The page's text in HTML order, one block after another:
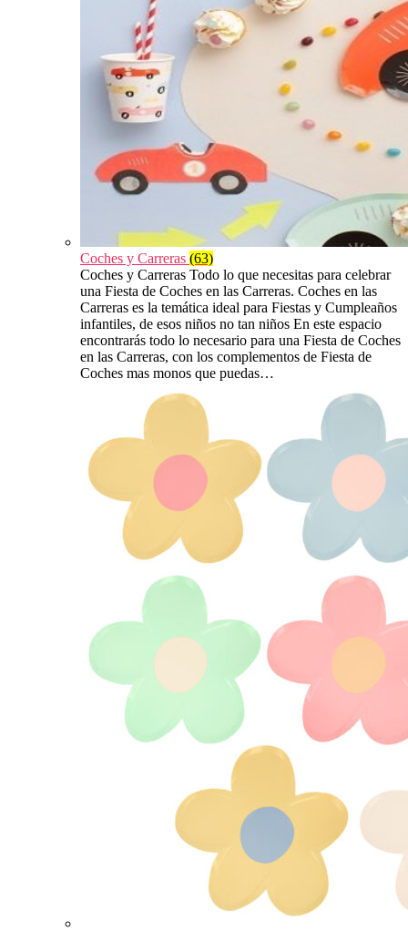
Coches y Carreras (63)
Coches y Carreras Todo lo que necesitas para celebrar
una Fiesta de Coches en las Carreras. Coches en las
Carreras es la temática ideal para Fiestas y Cumpleaños
infantiles, de esos niños no tan niños En este espacio
encontrarás todo lo necesario para una Fiesta de Coches
en las Carreras, con los complementos de Fiesta de
Coches mas monos que puedas…